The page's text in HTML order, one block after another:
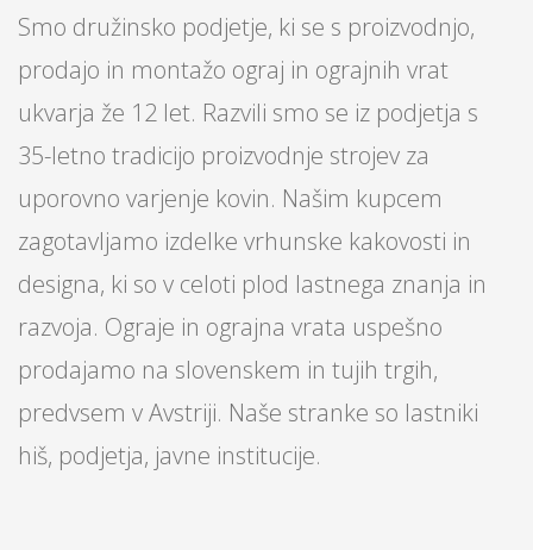
Smo družinsko podjetje, ki se s proizvodnjo,
prodajo in montažo ograj in ograjnih vrat
ukvarja že 12 let. Razvili smo se iz podjetja s
35-letno tradicijo proizvodnje strojev za
uporovno varjenje kovin. Našim kupcem
zagotavljamo izdelke vrhunske kakovosti in
designa, ki so v celoti plod lastnega znanja in
razvoja. Ograje in ograjna vrata uspešno
prodajamo na slovenskem in tujih trgih,
predvsem v Avstriji. Naše stranke so lastniki
hiš, podjetja, javne institucije.